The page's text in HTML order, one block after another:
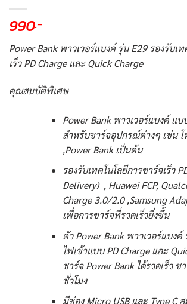
990.-
Power Bank พาวเวอร์แบงค์ รุ่น E29 รองรับเ
เร็ว PD Charge และ Quick Charge
คุณสมบัติพิเศษ
Power Bank พาวเวอร์แบงค์ แบ
สำหรับชาร์จอุปกรณ์ต่างๆ เช่น
,Power Bank เป็นต้น
รองรับเทคโนโลยีการชาร์จเร็ว
Delivery) , Huawei FCP,
Charge 3.0/2.0 ,Samsung
เพื่อการชาร์จที่รวดเร็วยิ่งขึ้น
ตัว Power Bank พาวเวอร์แบงค์
ไฟเข้าแบบ PD Charge และ
ชาร์จ Power Bank ได้รวดเร็ว ช
ชั่วโมง
มีช่อง Micro USB และ Type C